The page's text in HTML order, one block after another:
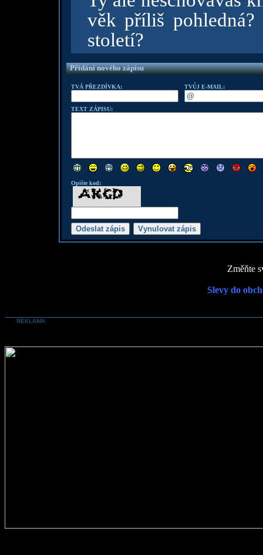
věk příliš
století?
Přidání nového zápisu
TVÁ PŘEZDÍVKA: TVŮJ E-MAIL:
TEXT ZÁPISU:
Opište kod:
Změňte
Slevy do
REKLAMA